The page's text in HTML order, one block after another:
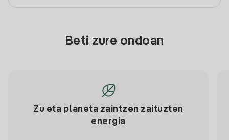
Beti zure ondoan
Zu eta planeta zaintzen zaituzten
energia